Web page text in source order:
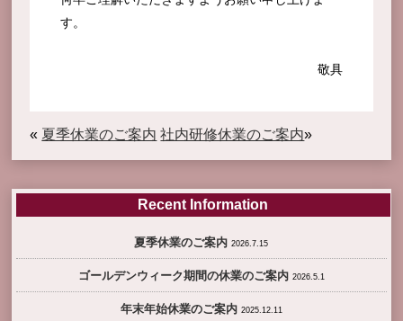
す。
敬具
« 夏季休業のご案内 社内研修休業のご案内»
Recent Information
夏季休業のご案内 2026.7.15
ゴールデンウィーク期間の休業のご案内 2026.5.1
年末年始休業のご案内 2025.12.11